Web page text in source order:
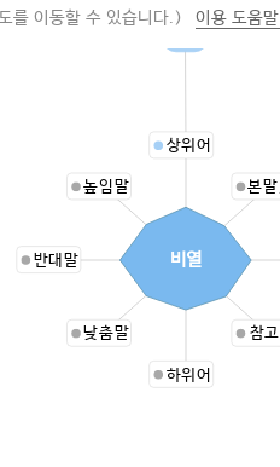
를 이동할 수 있습니다.) 이용 도움
상위어
본
참
하위어
낮춤말
반대말
높임말
비열